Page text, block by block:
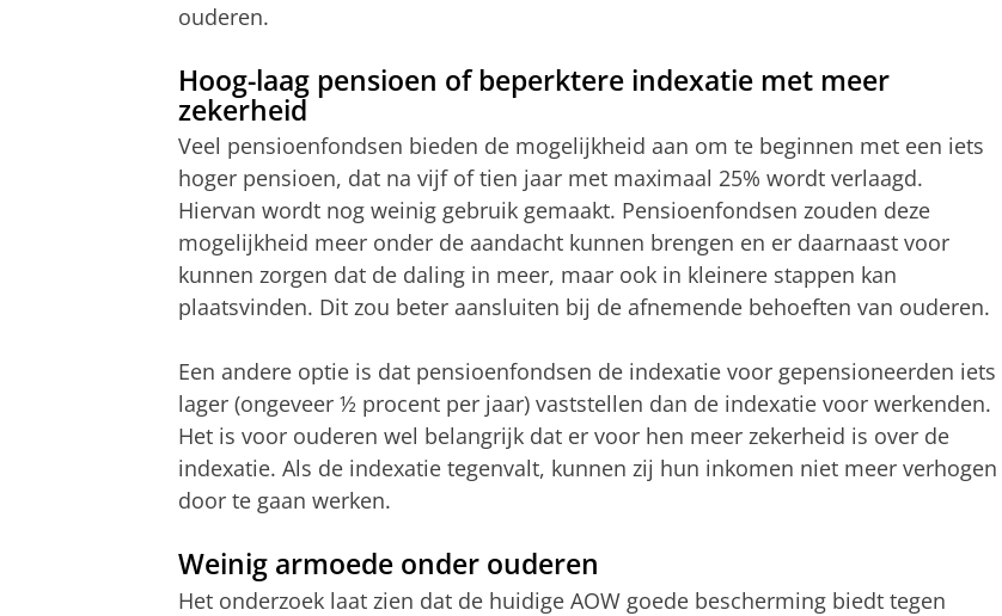
ouderen.
Hoog-laag pensioen of beperktere indexatie met meer
zekerheid
Veel pensioenfondsen bieden de mogelijkheid aan om te beginnen met een iets
hoger pensioen, dat na vijf of tien jaar met maximaal 25% wordt verlaagd.
Hiervan wordt nog weinig gebruik gemaakt. Pensioenfondsen zouden deze
mogelijkheid meer onder de aandacht kunnen brengen en er daarnaast voor
kunnen zorgen dat de daling in meer, maar ook in kleinere stappen kan
plaatsvinden. Dit zou beter aansluiten bij de afnemende behoeften van ouderen.
Een andere optie is dat pensioenfondsen de indexatie voor gepensioneerden iets
lager (ongeveer ½ procent per jaar) vaststellen dan de indexatie voor werkenden.
Het is voor ouderen wel belangrijk dat er voor hen meer zekerheid is over de
indexatie. Als de indexatie tegenvalt, kunnen zij hun inkomen niet meer verhogen
door te gaan werken.
Weinig armoede onder ouderen
Het onderzoek laat zien dat de huidige AOW goede bescherming biedt tegen